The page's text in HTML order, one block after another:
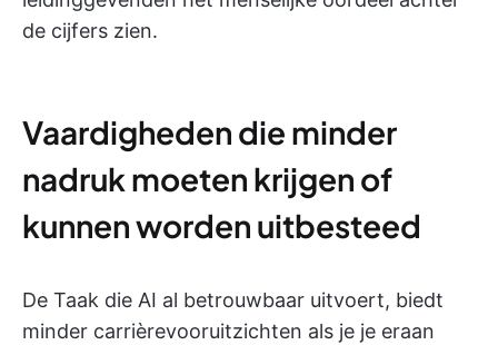
de cijfers zien.
Vaardigheden die minder
nadruk moeten krijgen of
kunnen worden uitbesteed
De Taak die AI al betrouwbaar uitvoert, biedt
minder carrièrevooruitzichten als je je eraan